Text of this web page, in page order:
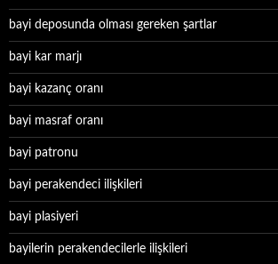
bayi deposunda olması gereken şartlar
bayi kar marjı
bayi kazanç oranı
bayi masraf oranı
bayi patronu
bayi perakendeci ilişkileri
bayi plasiyeri
bayilerin perakendecilerle ilişkileri